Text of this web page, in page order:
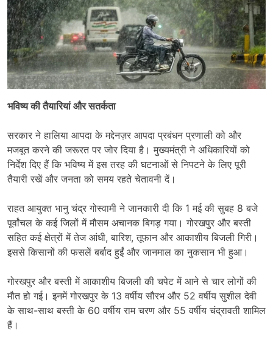
भविष्य की तैयारियां और सतर्कता
सरकार ने हालिया आपदा के मद्देनज़र आपदा प्रबंधन प्रणाली को और
मजबूत करने की जरूरत पर जोर दिया है। मुख्यमंत्री ने अधिकारियों को
निर्देश दिए हैं कि भविष्य में इस तरह की घटनाओं से निपटने के लिए पूरी
तैयारी रखें और जनता को समय रहते चेतावनी दें।
राहत आयुक्त भानु चंद्र गोस्वामी ने जानकारी दी कि 1 मई की सुबह 8 बजे
पूर्वांचल के कई जिलों में मौसम अचानक बिगड़ गया। गोरखपुर और बस्ती
सहित कई क्षेत्रों में तेज आंधी, बारिश, तूफान और आकाशीय बिजली गिरी।
इससे किसानों की फसलें बर्बाद हुईं और जानमाल का नुकसान भी हुआ।
गोरखपुर और बस्ती में आकाशीय बिजली की चपेट में आने से चार लोगों की
मौत हो गई। इनमें गोरखपुर के 13 वर्षीय सौरभ और 52 वर्षीय सुशील देवी
के साथ-साथ बस्ती के 60 वर्षीय राम चरण और 55 वर्षीय चंद्रावती शामिल
हैं।